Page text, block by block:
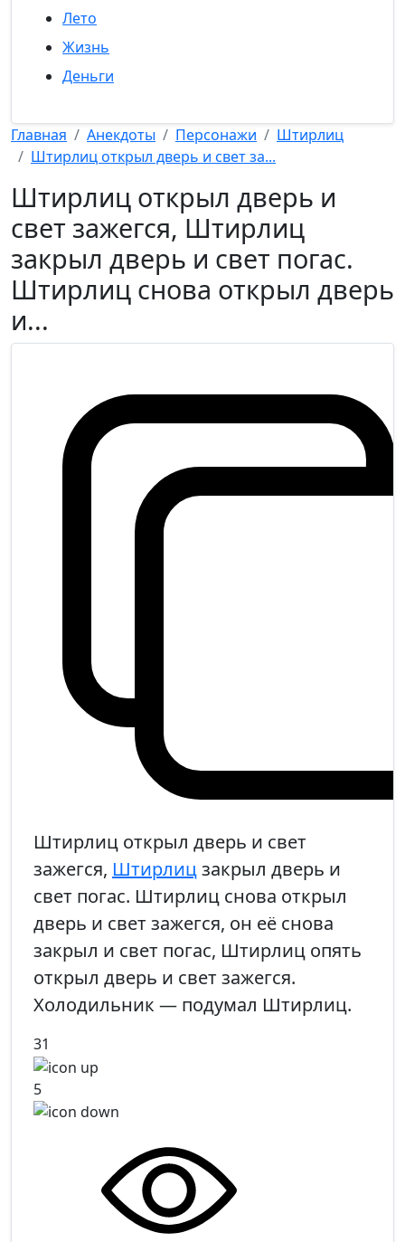
Лето
Жизнь
Деньги
Главная Анекдоты Персонажи
Штирлиц
Штирлиц открыл дверь и свет за...
Штирлиц открыл дверь и
свет зажегся, Штирлиц
закрыл дверь и свет погас.
Штирлиц снова открыл дверь
и...
Штирлиц открыл дверь и свет
зажегся, Штирлицзакрыл дверь и
свет погас. Штирлиц снова открыл
дверь и свет зажегся, он её снова
закрыл и свет погас, Штирлиц опять
открыл дверь и свет зажегся.
Холодильник — подумал Штирлиц.
31
5